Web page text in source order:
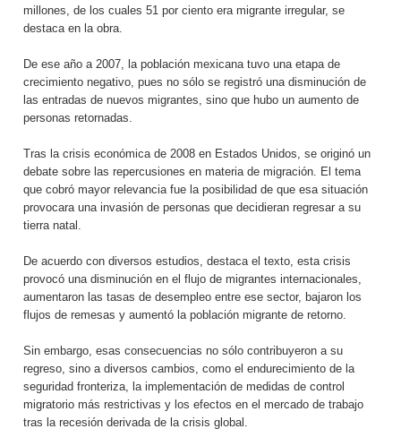
millones, de los cuales 51 por ciento era migrante irregular, se
destaca en la obra.
De ese año a 2007, la población mexicana tuvo una etapa de
crecimiento negativo, pues no sólo se registró una disminución de
las entradas de nuevos migrantes, sino que hubo un aumento de
personas retornadas.
Tras la crisis económica de 2008 en Estados Unidos, se originó un
debate sobre las repercusiones en materia de migración. El tema
que cobró mayor relevancia fue la posibilidad de que esa situación
provocara una invasión de personas que decidieran regresar a su
tierra natal.
De acuerdo con diversos estudios, destaca el texto, esta crisis
provocó una disminución en el flujo de migrantes internacionales,
aumentaron las tasas de desempleo entre ese sector, bajaron los
flujos de remesas y aumentó la población migrante de retorno.
Sin embargo, esas consecuencias no sólo contribuyeron a su
regreso, sino a diversos cambios, como el endurecimiento de la
seguridad fronteriza, la implementación de medidas de control
migratorio más restrictivas y los efectos en el mercado de trabajo
tras la recesión derivada de la crisis global.